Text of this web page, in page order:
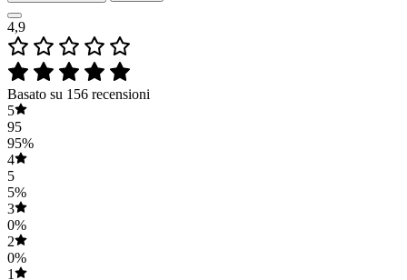
4,9
Basato su 156 recensioni
5
95
95%
4
5
5%
3
0%
2
0%
1